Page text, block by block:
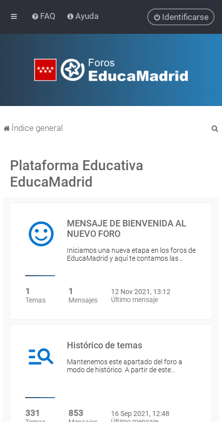
FAQ Ayuda Identificarse
Índice general
Plataforma Educativa
EducaMadrid
MENSAJE DE BIENVENIDA AL
NUEVO FORO
Iniciamos una nueva etapa en los foros de
EducaMadrid y aquí te contamos las…
1
Temas
1
Mensajes
12 Nov 2021, 13:12
Último mensaje
Histórico de temas
Mantenemos este apartado del foro a
modo de histórico. A partir de este…
331 853
16 Sep 2021, 12:48